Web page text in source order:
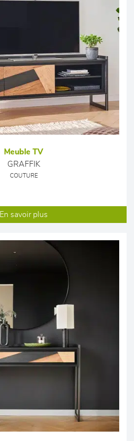
Meuble TV
GRAFFIK
COUTURE
En savoir plus